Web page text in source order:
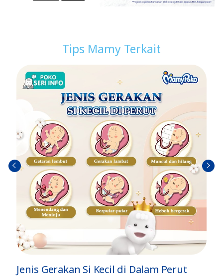
Tips Mamy Terkait
Jenis Gerakan Si Kecil di Dalam Perut
Sebel
umn
Berik
utny